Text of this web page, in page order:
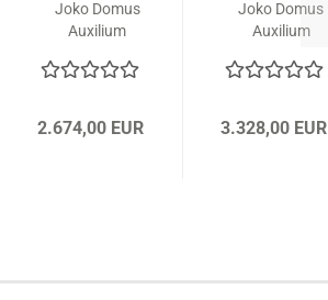
Joko Domus
Auxilium
687701
2.674,00 EUR
Joko Domus
Auxilium
Küchenwagen
3.328,00 EUR